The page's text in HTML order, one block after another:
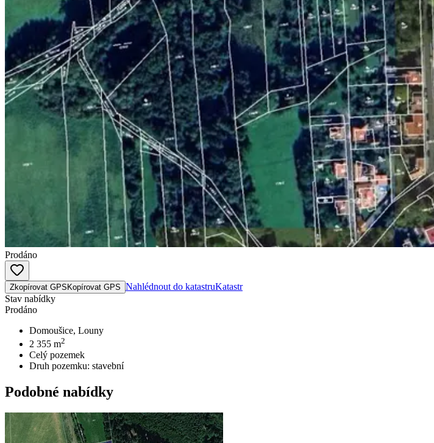
Prodáno
Zkopírovat GPSKopírovat GPS Nahlédnout do katastruKatastr
Stav nabídky
Prodáno
Domoušice, Louny
2 355 m2
Celý pozemek
Druh pozemku: stavební
Podobné nabídky